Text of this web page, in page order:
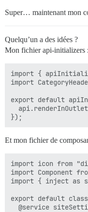
Super… maintenant mon
Quelqu’un a des idées ?
Mon fichier api-initializers :
import {
import
export default
Et mon fichier de
import icon from
import Component
import { inject as
export default class
@service